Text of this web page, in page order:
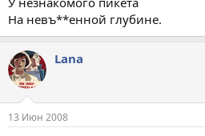
На невъ**енной глубине.
Lana
13 Июн 2008